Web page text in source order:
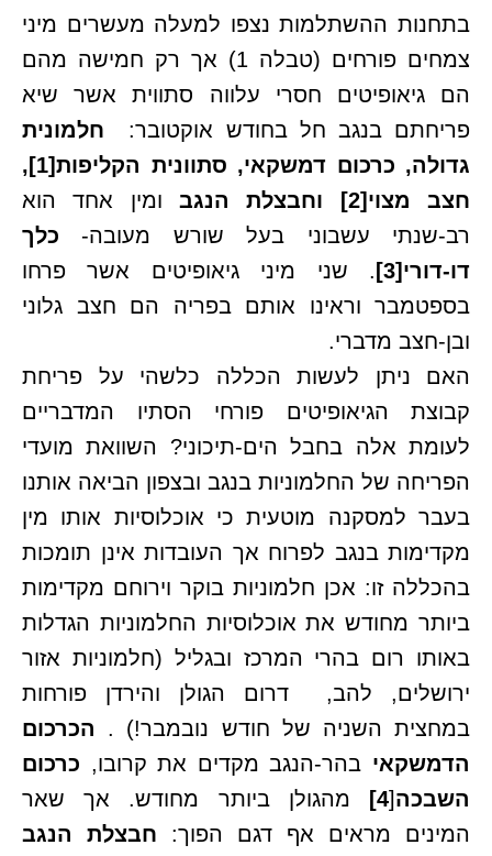
בתחנות ההשתלמות נצפו למעלה מעשרים מיני
צמחים פורחים (טבלה 1) אך רק חמישה מהם
הם גיאופיטים חסרי עלווה סתווית אשר שיא
פריחתם בנגב חל בחודש אוקטובר: חלמונית
גדולה, כרכום דמשקאי, סתוונית הקליפות[1]
,
חצב מצוי [2] וחבצלת הנגב ומין אחד הוא
רב-שנתי עשבוני בעל שורש מעובה- כלך
דו-דורי [3]
. שני מיני גיאופיטים אשר פרחו
בספטמבר וראינו אותם בפריה הם חצב גלוני
ובן-חצב מדברי.
האם ניתן לעשות הכללה כלשהי על פריחת
קבוצת הגיאופיטים פורחי הסתיו המדבריים
לעומת אלה בחבל הים-תיכוני? השוואת מועדי
הפריחה של החלמוניות בנגב ובצפון הביאה אותנו
בעבר למסקנה מוטעית כי אוכלוסיות אותו מין
מקדימות בנגב לפרוח אך העובדות אינן תומכות
בהכללה זו: אכן חלמוניות בוקר וירוחם מקדימות
ביותר מחודש את אוכלוסיות החלמוניות הגדלות
באותו רום בהרי המרכז ובגליל (חלמוניות אזור
ירושלים, להב, דרום הגולן והירדן פורחות
במחצית השניה של חודש נובמבר!) . הכרכום
הדמשקאי בהר-הנגב מקדים את קרובו, כרכום
השבכה[
4]
מהגולן ביותר מחודש. אך שאר
המינים מראים אף דגם הפוך: חבצלת הנגב